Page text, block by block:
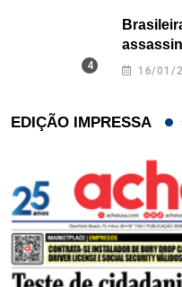
16/01/
EDIÇÃO IMPRESSA